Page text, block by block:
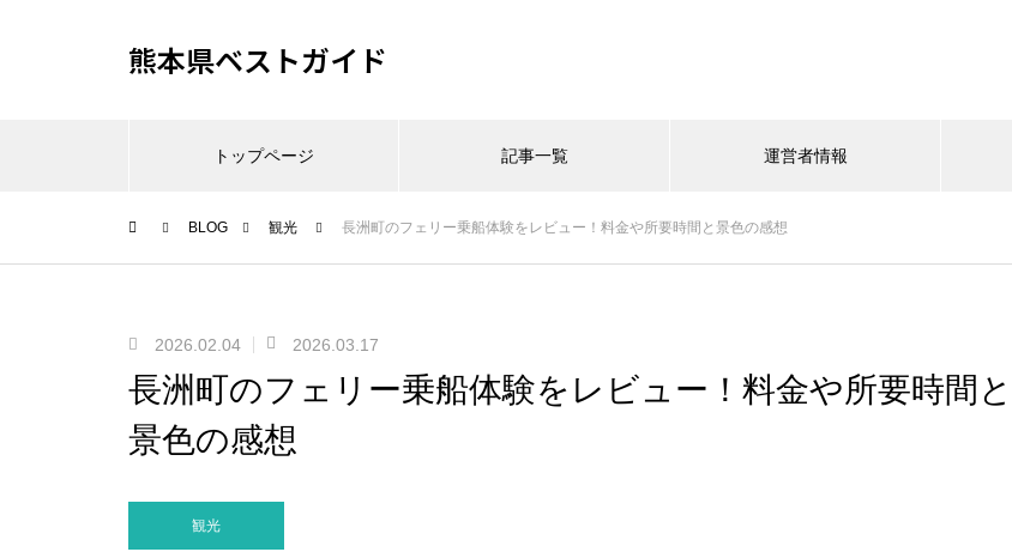
熊本県ベストガイド
トップページ 記事一覧 運営者情報
BLOG 観光 長洲町のフェリー乗船体験をレビュー！料金や所要時間と景色の感想
2026.02.04 2026.03.17
長洲町のフェリー乗船体験をレビュー！料金や所要時間と
景色の感想
観光